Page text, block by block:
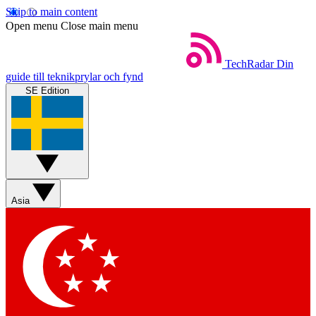
Skip to main content
Open menu Close main menu
TechRadar Din
guide till teknikprylar och fynd
SE Edition
Asia